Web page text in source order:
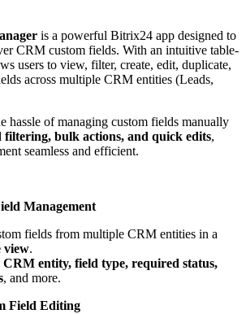
is a powerful Bitrix24 app designed to
CRM custom fields. With an intuitive table-
users to view, filter, create, edit, duplicate,
across multiple CRM entities (Leads,
hassle of managing custom fields manually
filtering, bulk actions, and quick edits,
seamless and efficient.
Management
fields from multiple CRM entities in a
view.
CRM entity, field type, required status,
, and more.
Field Editing